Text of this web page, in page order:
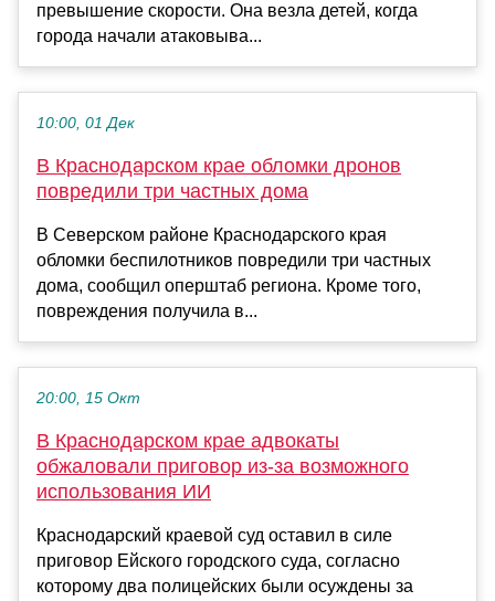
превышение скорости. Она везла детей, когда
города начали атаковыва...
10:00, 01 Дек
В Краснодарском крае обломки дронов
повредили три частных дома
В Северском районе Краснодарского края
обломки беспилотников повредили три частных
дома, сообщил оперштаб региона. Кроме того,
повреждения получила в...
20:00, 15 Окт
В Краснодарском крае адвокаты
обжаловали приговор из-за возможного
использования ИИ
Краснодарский краевой суд оставил в силе
приговор Ейского городского суда, согласно
которому два полицейских были осуждены за